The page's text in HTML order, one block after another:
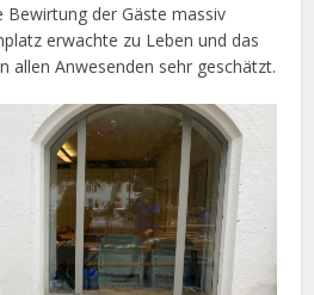
Bewirtung der Gäste massiv
erwachte zu Leben und das
allen Anwesenden sehr geschätzt.